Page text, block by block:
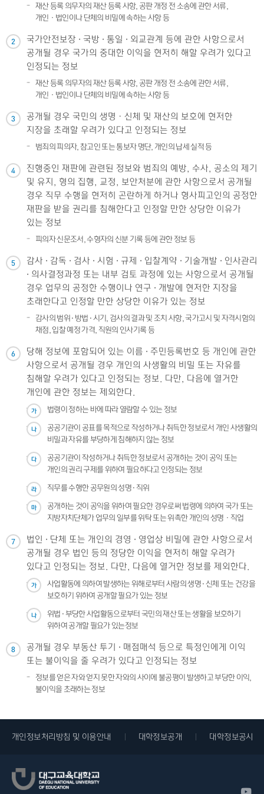
재산 등록 의무자의 재산 등록 사항, 공판 개정 전 소송에 관한 서류,
개인ㆍ법인이나 단체의 비밀에 속하는 사항 등
2
국가안전보장 · 국방 · 통일 · 외교관계 등에 관한 사항으로서
공개될 경우 국가의 중대한 이익을 현저히 해할 우려가 있다고
인정되는 정보
재산 등록 의무자의 재산 등록 사항, 공판 개정 전 소송에 관한 서류,
개인ㆍ법인이나 단체의 비밀에 속하는 사항 등
3
공개될 경우 국민의 생명ㆍ신체 및 재산의 보호에 현저한
지장을 초래할 우려가 있다고 인정되는 정보
범죄의 피의자, 참고인 또는 통보자 명단, 개인의 납세 실적 등
4
진행중인 재판에 관련된 정보와 범죄의 예방, 수사, 공소의 제기
및 유지, 형의 집행, 교정, 보안처분에 관한 사항으로서 공개될
경우 직무 수행을 현저히 곤란하게 하거나 형사피고인의 공정한
재판을 받을 권리를 침해한다고 인정할 만한 상당한 이유가
있는 정보
피의자 신문조서, 수형자의 신분 기록 등에 관한 정보 등
5
감사 · 감독 · 검사 · 시험 · 규제 · 입찰계약 · 기술개발 · 인사관리
· 의사결정과정 또는 내부 검토 과정에 있는 사항으로서 공개될
경우 업무의 공정한 수행이나 연구 · 개발에 현저한 지장을
초래한다고 인정할 만한 상당한 이유가 있는 정보
감사의 범위 · 방법 · 시기, 검사의 결과 및 조치 사항, 국가고시 및 자격시험의
채점, 입찰 예정 가격, 직원의 인사기록 등
6
당해 정보에 포함되어 있는 이름 · 주민등록번호 등 개인에 관한
사항으로서 공개될 경우 개인의 사생활의 비밀 또는 자유를
침해할 우려가 있다고 인정되는 정보. 다만, 다음에 열거한
개인에 관한 정보는 제외한다.
가 법령이 정하는 바에 따라 열람할 수 있는 정보
나
공공기관이 공표를 목적으로 작성하거나 취득한 정보로서 개인 사생활의
비밀과 자유를 부당하게 침해하지 않는 정보
다
공공기관이 작성하거나 취득한 정보로서 공개하는 것이 공익 또는
개인의 권리 구제를 위하여 필요하다고 인정되는 정보
라 직무를 수행한 공무원의 성명 · 직위
마
공개하는 것이 공익을 위하여 필요한 경우로써 법령에 의하여 국가 또는
지방자치단체가 업무의 일부를 위탁 또는 위촉한 개인의 성명ㆍ직업
7
법인 · 단체 또는 개인의 경영 · 영업상 비밀에 관한 사항으로서
공개될 경우 법인 등의 정당한 이익을 현저히 해할 우려가
있다고 인정되는 정보. 다만, 다음에 열거한 정보를 제외한다.
가
사업활동에 의하여 발생하는 위해로부터 사람의 생명 · 신체 또는 건강을
보호하기 위하여 공개할 필요가 있는 정보
나
위법 · 부당한 사업활동으로부터 국민의 재산 또는 생활을 보호하기
위하여 공개할 필요가 있는정보
8
공개될 경우 부동산 투기 · 매점매석 등으로 특정인에게 이익
또는 불이익을 줄 우려가 있다고 인정되는 정보
정보를 얻은 자와 얻지 못한 자와의 사이에 불공평이 발생하고 부당한 이익,
불이익을 초래하는 정보
개인정보처리방침 및 이용안내 대학정보공개 대학정보공시